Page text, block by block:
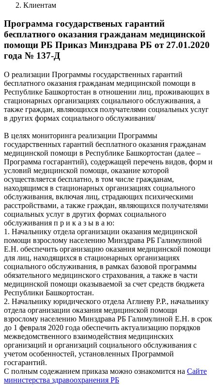
Клиентам
Программа государственых гарантий
бесплатного оказания гражданам медицинской
помощи РБ Приказ Минздрава РБ от 27.01.2020
года № 137-Д
О реализации Программы государственных гарантий
бесплатного оказания гражданам медицинской помощи в
Республике Башкортостан в отношении лиц, проживающих в
стационарных организациях социального обслуживания, а
также граждан, являющихся получателями социальных услуг
в других формах социального обслуживания/
В целях мониторинга реализации Программы
государственных гарантий бесплатного оказания гражданам
медицинской помощи в Республике Башкортостан (далее –
Программа госгарантий), содержащей перечень видов, форм и
условий медицинской помощи, оказание которой
осуществляется бесплатно, в том числе гражданам,
находящимся в стационарных организациях социального
обслуживания, включая лиц, страдающих психическими
расстройствами, а также граждан, являющихся получателями
социальных услуг в других формах социального
обслуживания п р и к а з ы в а ю:
1. Начальнику отдела организации оказания медицинской
помощи взрослому населению Минздрава РБ Галимулиной
Е.Н. обеспечить организацию оказания медицинской помощи
для лиц, находящихся в стационарных организациях
социального обслуживания, в рамках базовой программы
обязательного медицинского страхования, а также в части
медицинской помощи оказываемой за счет средств бюджета
Республики Башкортостан.
2. Начальнику юридического отдела Аглиеву Р.Р., начальнику
отдела организации оказания медицинской помощи
взрослому населению Минздрава РБ Галимулиной Е.Н. в срок
до 1 февраля 2020 года обеспечить актуализацию порядков
межведомственного взаимодействия медицинских
организаций и организаций социального обслуживания с
учетом особенностей, установленных Программой
госгарантий.
С полным содежанием приказа можно ознакомится на Сайте
министерства здравоохранения РБ